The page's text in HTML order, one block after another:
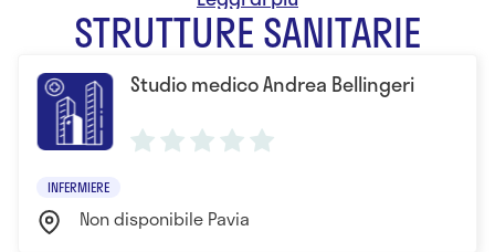
ha diretto:
- 4 ricerche epidemiologhe multicentriche
- 3 ricerche cliniche (2 RCTs) di cui uno recensito
nella Cochrane Rev.
- 8 Trials monocentriche osservazionali
- 4 progetti di ricerca della Fondazione San Matteo
ha tenuto interviste per
- PANORAMA,
STRUTTURE SANITARIE
Studio medico Andrea Bellingeri
INFERMIERE
Non disponibile Pavia